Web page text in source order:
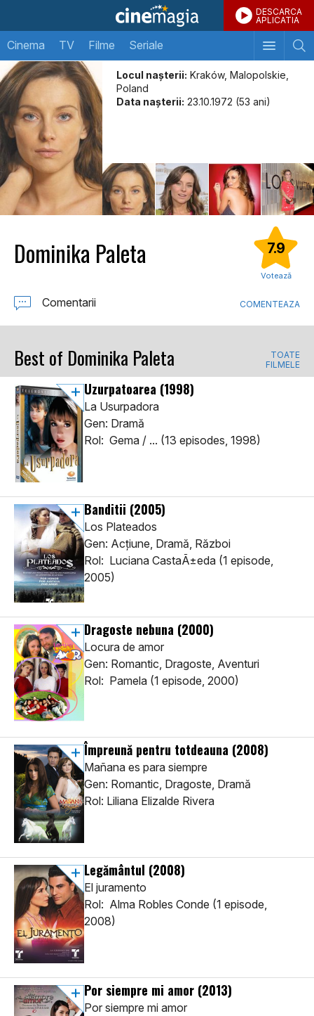
DESCARCA
APLICATIA
Cinema TV Filme Seriale
Locul naşterii: Kraków, Malopolskie,
Poland
Data naşterii: 23.10.1972 (53 ani)
Dominika Paleta 7.9
Votează
Comentarii COMENTEAZA
Best of Dominika Paleta
TOATE
FILMELE
Uzurpatoarea (1998)
La Usurpadora
Gen: Dramă
Rol: Gema / ... (13 episodes, 1998)
Banditii (2005)
Los Plateados
Gen: Acţiune, Dramă, Război
Rol: Luciana CastaÃ±eda (1 episode,
2005)
Dragoste nebuna (2000)
Locura de amor
Gen: Romantic, Dragoste, Aventuri
Rol: Pamela (1 episode, 2000)
Împreună pentru totdeauna (2008)
Mañana es para siempre
Gen: Romantic, Dragoste, Dramă
Rol: Liliana Elizalde Rivera
Legământul (2008)
El juramento
Rol: Alma Robles Conde (1 episode,
2008)
Por siempre mi amor (2013)
Por siempre mi amor